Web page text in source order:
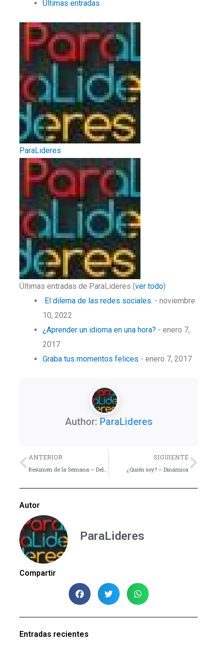
Últimas entradas
ParaLideres
Últimas entradas de ParaLideres (ver todo)
El dilema de las redes sociales. - noviembre
10, 2022
¿Aprender un idioma en una hora? - enero 7,
2017
Graba tus momentos felices - enero 7, 2017
Author: ParaLideres
Previo
ANTERIOR
Resumen de la Semana – Del 23 al 29 de Junio
SIGUIENTE
¿Quién soy? – Dinámica
Autor
ParaLideres
Compartir
Entradas recientes